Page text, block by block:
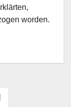
worden.